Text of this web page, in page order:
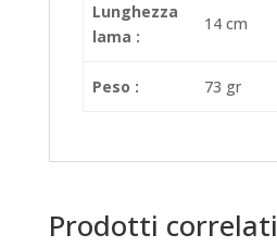
Lunghezza
lama :
14 cm
Peso : 73 gr
Prodotti correlati